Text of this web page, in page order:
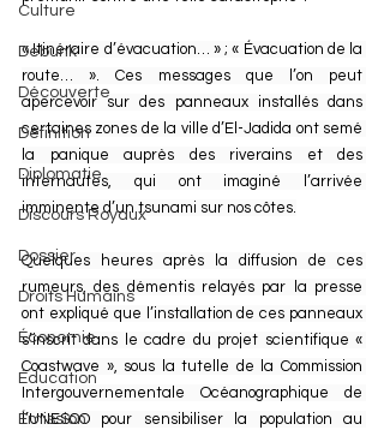
Culture
Debunk
Découverte
Définition
Diplomatie
Discours Royaux
Dossier
Droits Humains
Économie
Éducation
Émission
« Itinéraire d’évacuation… » ; « Évacuation de la
route… ». Ces messages que l’on peut
apercevoir sur des panneaux installés dans
certaines zones de la ville d’El-Jadida ont semé
la panique auprès des riverains et des
internautes, qui ont imaginé l’arrivée
imminente d’un tsunami sur nos côtes.
Quelques heures après la diffusion de ces
rumeurs, des démentis relayés par la presse
ont expliqué que l’installation de ces panneaux
s’inscrit dans le cadre du projet scientifique «
Coastwave », sous la tutelle de la Commission
Intergouvernementale Océanographique de
l’UNESCO pour sensibiliser la population au